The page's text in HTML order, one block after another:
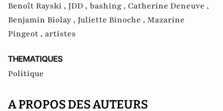
Benoît Rayski , JDD , bashing , Catherine Deneuve ,
Benjamin Biolay , Juliette Binoche , Mazarine
Pingeot , artistes
THEMATIQUES
Politique
A PROPOS DES AUTEURS